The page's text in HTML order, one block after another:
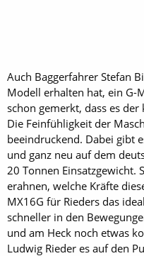
Auch Baggerfahrer Stefan
Modell erhalten hat, ein
schon gemerkt, dass es
Die Feinfühligkeit der
beeindruckend. Dabei gibt
und ganz neu auf dem
20 Tonnen Einsatzgewicht.
erahnen, welche Kräfte
MX16G für Rieders das
schneller in den
und am Heck noch etwas
Ludwig Rieder es auf den